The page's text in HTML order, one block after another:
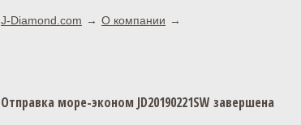
J-Diamond.com О компании
Отправка море-эконом JD20190221SW завершена